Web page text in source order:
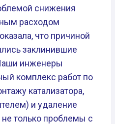
снижения
расходом
что причиной
заклинившие
инженеры
комплекс работ по
катализатора,
и удаление
не только проблемы с